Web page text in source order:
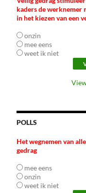
kaders de werknemer
in het kiezen van een
onzin
mee eens
weet ik niet
POLLS
Het wegnemen van
gedrag
mee eens
onzin
weet ik niet